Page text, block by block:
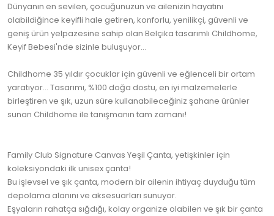
Dünyanın en sevilen, çocuğunuzun ve ailenizin hayatını
olabildiğince keyifli hale getiren, konforlu, yenilikçi, güvenli ve
geniş ürün yelpazesine sahip olan Belçika tasarımlı Childhome,
Keyif Bebesi'nde sizinle buluşuyor...
Childhome 35 yıldır çocuklar için güvenli ve eğlenceli bir ortam
yaratıyor... Tasarımı, %100 doğa dostu, en iyi malzemelerle
birleştiren ve şık, uzun süre kullanabileceğiniz şahane ürünler
sunan Childhome ile tanışmanın tam zamanı!
Family Club Signature Canvas Yeşil Çanta, yetişkinler için
koleksiyondaki ilk unisex çanta!
Bu işlevsel ve şık çanta, modern bir ailenin ihtiyaç duyduğu tüm
depolama alanını ve aksesuarları sunuyor.
Eşyaların rahatça sığdığı, kolay organize olabilen ve şık bir çanta